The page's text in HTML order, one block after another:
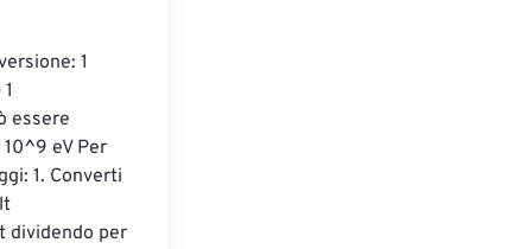
1
essere
eV Per
1. Converti
dividendo per